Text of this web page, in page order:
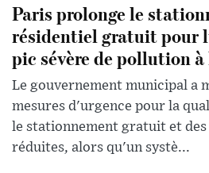
Paris prolonge le
résidentiel gratuit pour
pic sévère de pollution
Le gouvernement municipal a
mesures d'urgence pour la
le stationnement gratuit et
réduites, alors qu'un systè...